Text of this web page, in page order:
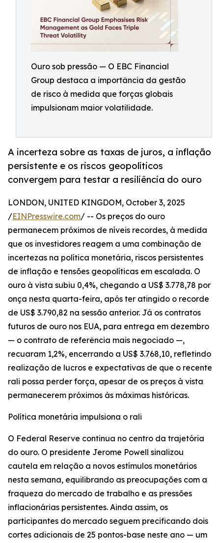
Ouro sob pressão — O EBC Financial
Group destaca a importância da gestão
de risco à medida que forças globais
impulsionam maior volatilidade.
A incerteza sobre as taxas de juros, a inflação
persistente e os riscos geopolíticos
convergem para testar a resiliência do ouro
LONDON, UNITED KINGDOM, October 3, 2025
/EINPresswire.com/ -- Os preços do ouro
permanecem próximos de níveis recordes, à medida
que os investidores reagem a uma combinação de
incertezas na política monetária, riscos persistentes
de inflação e tensões geopolíticas em escalada. O
ouro à vista subiu 0,4%, chegando a US$ 3.778,78 por
onça nesta quarta-feira, após ter atingido o recorde
de US$ 3.790,82 na sessão anterior. Já os contratos
futuros de ouro nos EUA, para entrega em dezembro
— o contrato de referência mais negociado —,
recuaram 1,2%, encerrando a US$ 3.768,10, refletindo
realização de lucros e expectativas de que o recente
rali possa perder força, apesar de os preços à vista
permanecerem próximos às máximas históricas.
Política monetária impulsiona o rali
O Federal Reserve continua no centro da trajetória
do ouro. O presidente Jerome Powell sinalizou
cautela em relação a novos estímulos monetários
nesta semana, equilibrando as preocupações com a
fraqueza do mercado de trabalho e as pressões
inflacionárias persistentes. Ainda assim, os
participantes do mercado seguem precificando dois
cortes adicionais de 25 pontos-base neste ano — um